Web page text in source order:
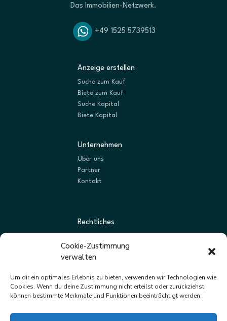
Cookie-Zustimmung
verwalten
Um dir ein optimales Erlebnis zu bieten, verwenden wir Technologien wie
Cookies. Wenn du deine Zustimmung nicht erteilst oder zurückziehst,
können bestimmte Merkmale und Funktionen beeinträchtigt werden.
Das Immobilien-Netzwerk.
+49 1525 5739513
Anzeige erstellen
Suche zum Kauf
Biete zum Kauf
Suche Kapital
Biete Kapital
Unternehmen
Über uns
Partner
Kontakt
Rechtliches
Datenschutz
Impressum
Newsletter